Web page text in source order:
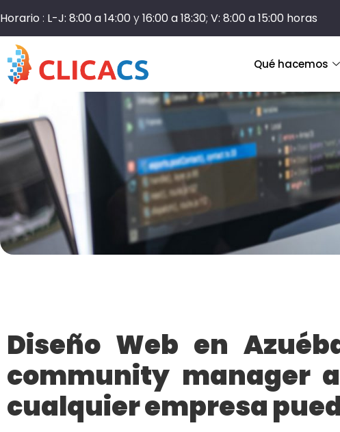
Horario : L-J: 8:00 a 14:00y16:00 a 18:30; V: 8:00 a 15:00 horas
Qué hacemos
Diseño Web en
community manager
cualquier empresa